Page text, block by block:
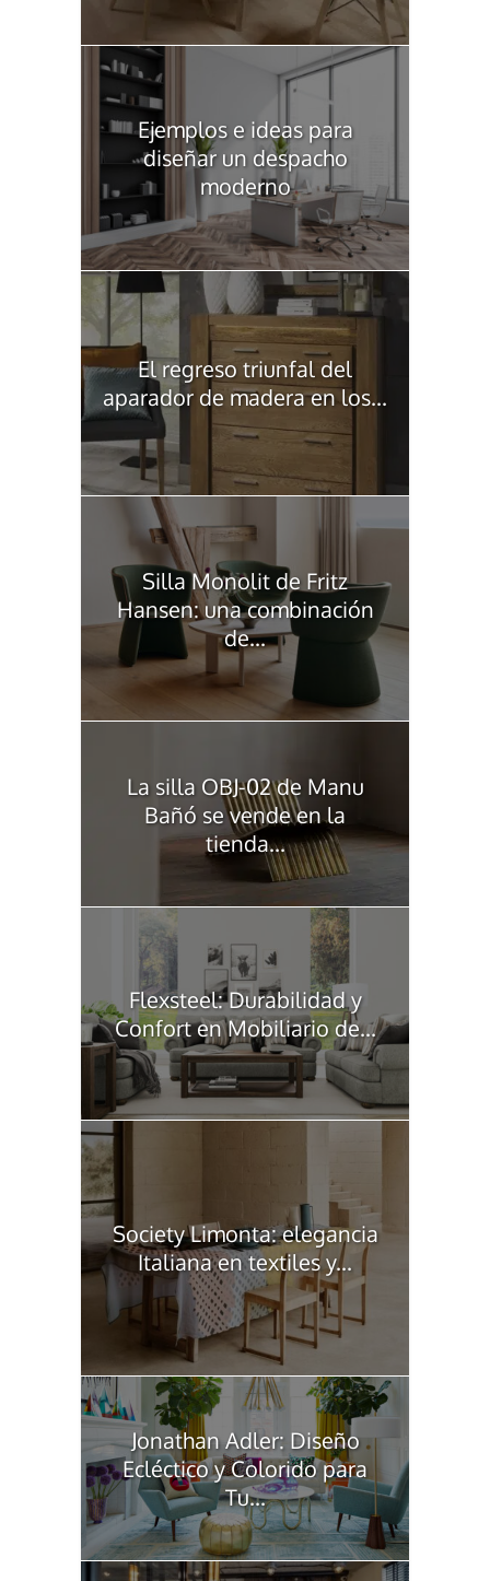
Ejemplos e ideas para
diseñar un despacho
moderno
El regreso triunfal del
aparador de madera en los...
Silla Monolit de Fritz
Hansen: una combinación
de...
La silla OBJ-02 de Manu
Bañó se vende en la
tienda...
Flexsteel: Durabilidad y
Confort en Mobiliario de...
Society Limonta: elegancia
Italiana en textiles y...
Jonathan Adler: Diseño
Ecléctico y Colorido para
Tu...